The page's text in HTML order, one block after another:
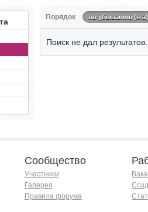
Порядок по убыванию (я-а)
Поиск не дал результатов.
Сообщество
Участники
Галерея
Правила форума